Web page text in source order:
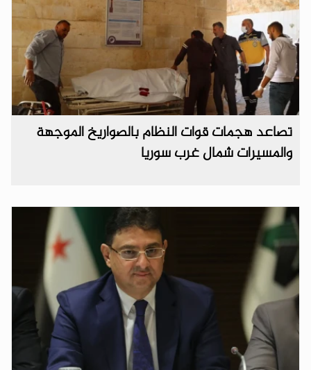
تصاعد هجمات قوات النظام بالصواريخ الموجهة
والمسيرات شمال غرب سوريا